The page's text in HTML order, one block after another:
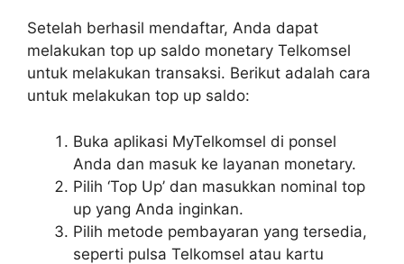
Setelah berhasil mendaftar, Anda dapat
melakukan top up saldo monetary Telkomsel
untuk melakukan transaksi. Berikut adalah cara
untuk melakukan top up saldo:
Buka aplikasi MyTelkomsel di ponsel
Anda dan masuk ke layanan monetary.
Pilih ‘Top Up’ dan masukkan nominal top
up yang Anda inginkan.
Pilih metode pembayaran yang tersedia,
seperti pulsa Telkomsel atau kartu